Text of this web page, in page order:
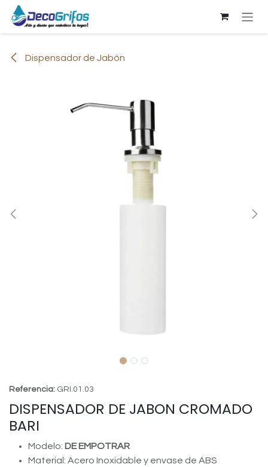
Ir al contenido
Dispensador de Jabón
Referencia: GRI.01.03
DISPENSADOR DE JABON CROMADO
BARI
Modelo: DE EMPOTRAR
Material: Acero Inoxidable y envase de ABS